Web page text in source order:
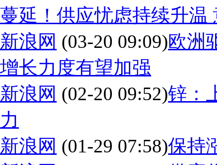
蔓延！供应忧虑持续升温
新浪网 (03-20 09:09)欧洲
增长力度有望加强
新浪网 (02-20 09:52)锌：
力
新浪网 (01-29 07:58)保持